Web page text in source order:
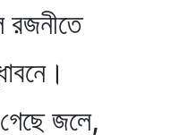
রজনীতে
গেছে জলে,